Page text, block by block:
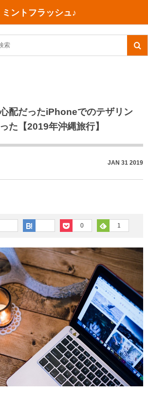
ミントフラッシュ♪
配だったiPhoneでのテザリン
た【2019年沖縄旅行】
JAN 31 2019
0 1
ど）